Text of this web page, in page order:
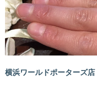
横浜ワールドポーターズ店